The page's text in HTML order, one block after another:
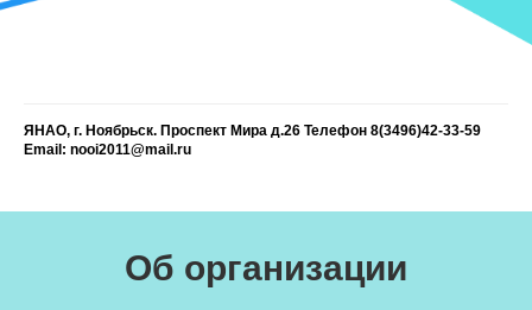
ЯНАО, г. Ноябрьск. Проспект Мира д.26 Телефон 8(3496)42-33-59
Email: nooi2011@mail.ru
Об организации